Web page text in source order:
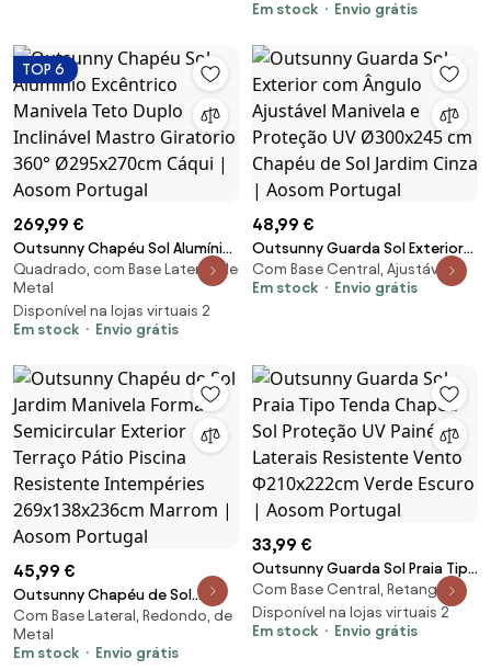
de Corda com Fixação
Aosom Portugal
Em stock
Envio grátis
TOP 6
269,99 €
Outsunny Chapéu Sol Alumínio
Excêntrico Manivela Teto Duplo
Inclinável Mastro Giratório
360° Ø295x270cm Cáqui |
Aosom Portugal
Quadrado, com Base Lateral, de
Metal
Disponível na lojas virtuais 2
Em stock
Envio grátis
48,99 €
Outsunny Guarda Sol Exterior
com Ângulo Ajustável Manivela
e Proteção UV Ø300x245 cm
Com Base Central, Ajustável
Em stock
Envio grátis
45,99 €
Outsunny Chapéu de Sol
Jardim Manivela Forma
Semicircular Exterior Terraço
Pátio Piscina Resistente
Com Base Lateral, Redondo, de
Metal
Em stock
Envio grátis
33,99 €
Outsunny Guarda Sol Praia Tipo
Tenda Chapéu Sol Proteção UV
Painéis Laterais Resistente
Vento Φ210x222cm Verde
Com Base Central, Retangular
Disponível na lojas virtuais 2
Em stock
Envio grátis